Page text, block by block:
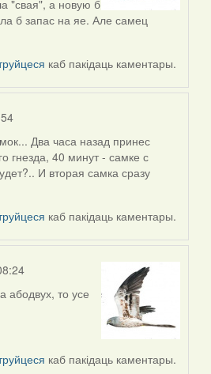
"свая", а новую б
б запас на яе. Але самец
каб пакідаць каментары.
Два часа назад принес
гнезда, 40 минут - самке с
И вторая самка сразу
каб пакідаць каментары.
абодвух, то усе
каб пакідаць каментары.